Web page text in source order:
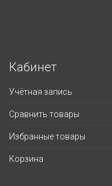
Кабинет
Учётная запись
Сравнить товары
Избранные товары
Корзина